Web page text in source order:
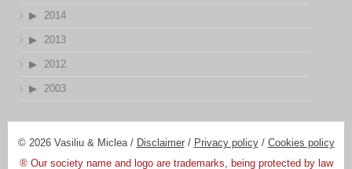
2014
2013
2012
2003
© 2026 Vasiliu & Miclea / Disclaimer/ Privacy policy/ Cookies policy
® Our society name and logo are trademarks, being protected by law